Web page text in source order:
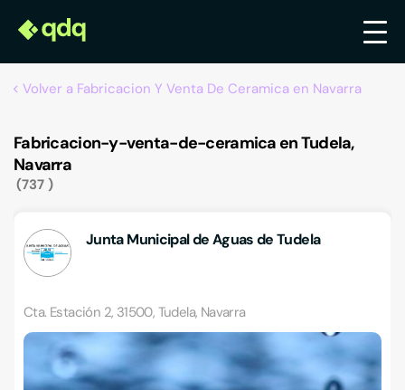
Volver a Fabricacion Y Venta De Ceramica en Navarra
Fabricacion-y-venta-de-ceramica en Tudela,
Navarra
737
Junta Municipal de Aguas de Tudela
Cta. Estación 2, 31500, Tudela, Navarra